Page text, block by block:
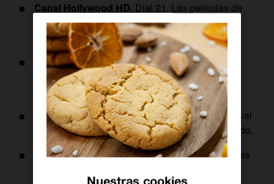
Canal Hollywood HD. Dial 21. Las películas de
los grandes estudios protagonizadas por las
estrellas de Hollywood.
TCM. Dial 22. Películas imprescindibles de los
mejores directores. Cine contemporáneo y
grandes clásicos.
Sundance HD. Dial 23. Cadena oficial del festival
del cine independiente más importante del mundo.
Paramount Network. Dial 24. Las mejores series
Nuestras cookies